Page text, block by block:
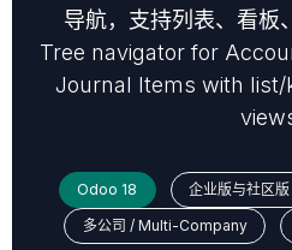
导航，支持列表、看板
Tree navigator for
Journal Items with
Odoo 18
企业版与社区
多公司 / Multi-Company